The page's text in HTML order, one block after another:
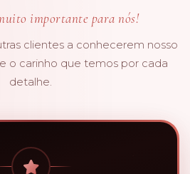
importante para nós!
clientes a conhecerem nosso
o carinho que temos por cada
detalhe.